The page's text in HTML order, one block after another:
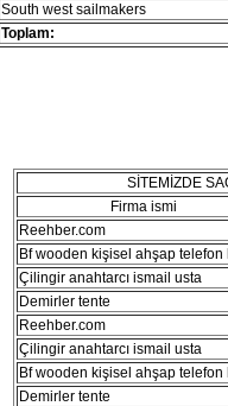
South west sailmakers
Toplam:
SİTEMİZDE
Firma ismi
Reehber.com
Bf wooden kişisel ahşap telefon
Çilingir anahtarcı ismail usta
Demirler tente
Reehber.com
Çilingir anahtarcı ismail usta
Bf wooden kişisel ahşap telefon
Demirler tente